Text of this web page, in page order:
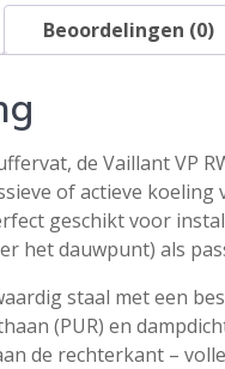
Beoordelingen (0)
de Vaillant VP
of actieve
geschikt voor
het dauwpunt) als
staal met een
(PUR) en
de rechterkant –